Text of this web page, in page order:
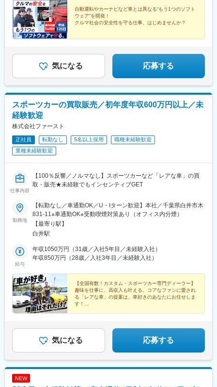
自動運転やカーナビなど車とは異なる“もう1つのソフト
ウェア”を開発！
クルマ社会の安全性を守る仕事、はじめませんか？
気になる 応募する
スポーツカーの買取販売／初年度年収600万円以上／未
経験歓迎
株式会社ファースト
正社員 転勤なし 5名以上採用
職種未経験歓迎
業種未経験歓迎
仕事内容
【100％反響／ノルマなし】スポーツカーなど「レアな車」の買
取・販売★未経験でもインセンティブGET
勤務地
【転勤なし／車通勤OK／U・Iターン歓迎】本社／千葉県白井市木
831-11※車通勤OK※受動喫煙対策あり（オフィス内分煙）
【最寄り駅】
白井駅
給与
年収1050万円（31歳／入社5年目／未経験入社）
年収850万円（28歳／入社3年目／未経験入社）
【全国有数！カスタム・スポーツカー専門ディーラー】
趣味を仕事に、高収入も叶える。コアなファンに愛され
る「レアな車」の提案は、車好きのあなたにお任せしま
す！
気になる 応募する
NEW